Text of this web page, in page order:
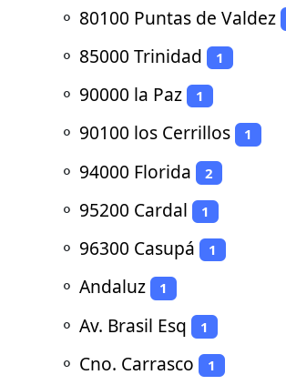
⚬ 80100 Puntas de Valdez
⚬ 85000 Trinidad 1
⚬ 90000 la Paz 1
⚬ 90100 los Cerrillos 1
⚬ 94000 Florida 2
⚬ 95200 Cardal 1
⚬ 96300 Casupá 1
⚬ Andaluz 1
⚬ Av. Brasil Esq 1
⚬ Cno. Carrasco 1